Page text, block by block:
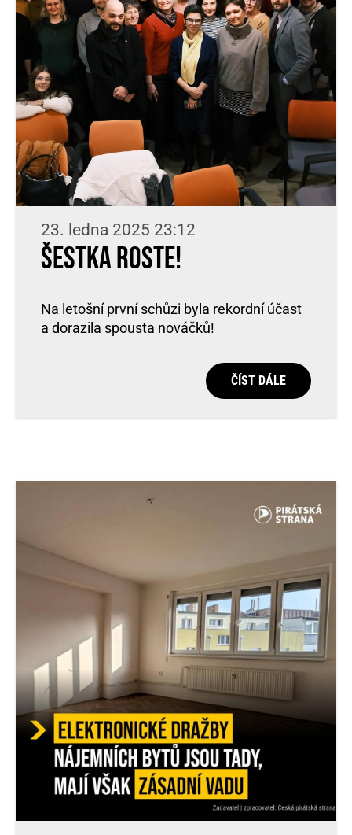
23. ledna 2025 23:12
Šestka roste!
Na letošní první schůzi byla rekordní účast
a dorazila spousta nováčků!
ČÍST DÁLE